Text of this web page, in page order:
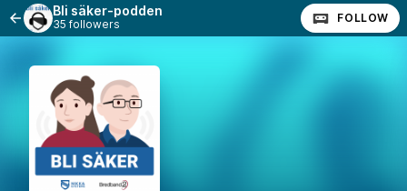
Bli säker-podden
35 followers FOLLOW